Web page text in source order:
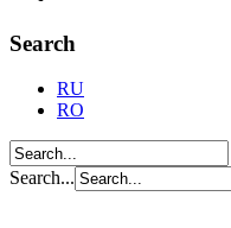
Search
RU
RO
Search...